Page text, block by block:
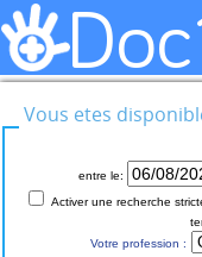
Vous etes
entre le:
Votre profession :